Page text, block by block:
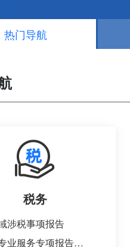
热门导航
税务
涉税事项报告
涉税专业服务专项报告报送